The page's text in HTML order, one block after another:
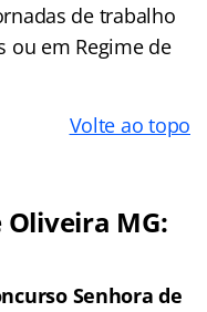
de trabalho
ou em Regime de
Volte ao topo
Oliveira MG:
Senhora de